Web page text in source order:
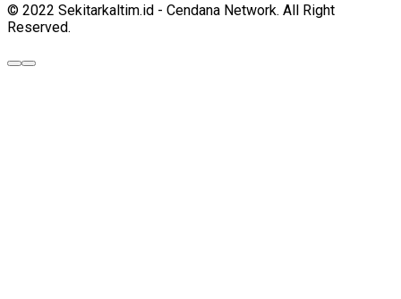
© 2022 Sekitarkaltim.id - Cendana Network. All Right
Reserved.